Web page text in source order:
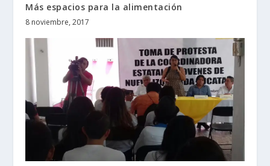
Más espacios para la alimentación
8 noviembre, 2017